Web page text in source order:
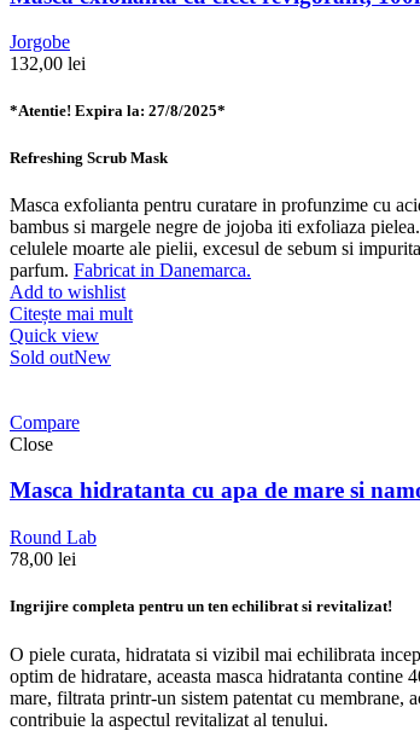
Jorgobe
132,00 lei
*Atentie! Expira la: 27/8/2025*
Refreshing Scrub Mask
Masca exfolianta pentru curatare in profunzime cu
bambus si margele negre de jojoba iti exfoliaza
celulele moarte ale pielii, excesul de sebum si
parfum. Fabricat in Danemarca.
Add to wishlist
Citește mai mult
Quick view
Sold outNew
Compare
Close
Masca hidratanta cu apa de mare si
Round Lab
78,00 lei
Ingrijire completa pentru un ten echilibrat si revitalizat!
O piele curata, hidratata si vizibil mai echilibrata
optim de hidratare, aceasta masca hidratanta contine
mare, filtrata printr-un sistem patentat cu membrane,
contribuie la aspectul revitalizat al tenului.